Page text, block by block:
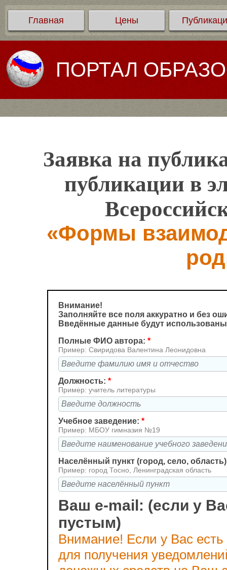
Главная Цены
ПОРТАЛ
Заявка на
публикации в
«Формы
Внимание!
Заполняйте все поля аккуратно и без
Введённые данные будут
Полные ФИО автора: *
Пример: Свиридова Валентина Леонидовна
Должность: *
Пример: учитель литературы
Учебное заведение: *
Пример: МБОУ гимназия №19
Населённый пункт (город, село,
Пример: город Тосно, Ленинградская область
Ваш e-mail: (если у
пустым)
Внимание! Если у Вас
для получения